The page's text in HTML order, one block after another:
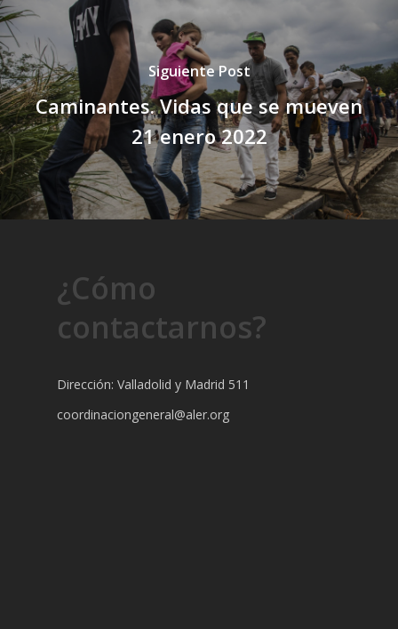
Siguiente Post
Caminantes. Vidas que se mueven
21 enero 2022
¿Cómo
contactarnos?
Dirección: Valladolid y Madrid 511
coordinaciongeneral@aler.org